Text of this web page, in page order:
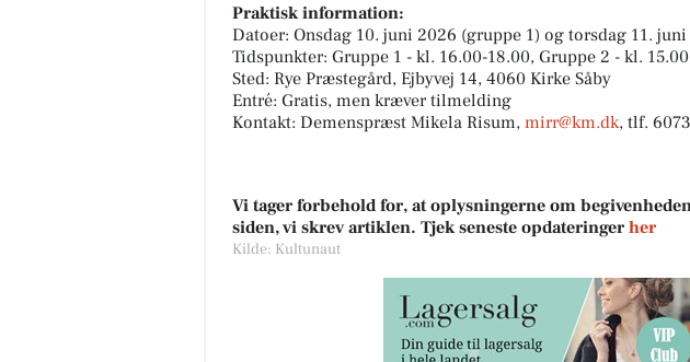
Praktisk information:
Datoer: Onsdag 10. juni 2026 (gruppe 1) og torsdag 11.
Tidspunkter: Gruppe 1 - kl. 16.00-18.00, Gruppe 2 - kl.
Sted: Rye Præstegård, Ejbyvej 14, 4060 Kirke Såby
Entré: Gratis, men kræver tilmelding
Kontakt: Demenspræst Mikela Risum, mirr@km.dk, tlf.
Vi tager forbehold for, at oplysningerne om
siden, vi skrev artiklen. Tjek seneste opdateringer her
Kilde: Kultunaut